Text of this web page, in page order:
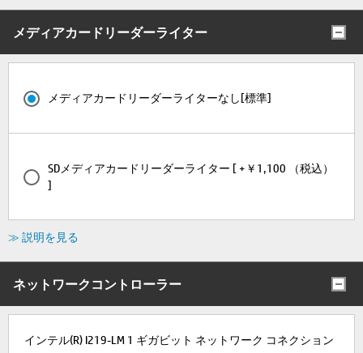
メディアカードリーダーライター
メディアカードリーダーライターなし[標準]
SDメディアカードリーダーライター [ +￥1,100 （税込）
]
≫ 説明を見る
ネットワークコントローラー
インテル(R) I219-LM 1 ギガビット ネットワーク コネクション